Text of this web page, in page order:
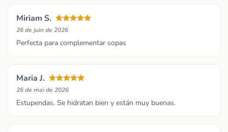
Miriam S.
26 de juin de 2026
Perfecta para complementar sopas
Maria J.
26 de mai de 2026
Estupendas. Se hidratan bien y están muy buenas.